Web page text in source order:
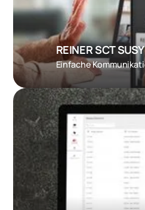
REINER SCT SUSY